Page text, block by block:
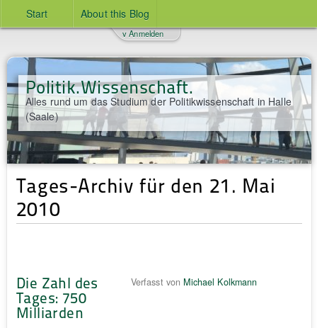
Start About this Blog
Politik.Wissenschaft.
Alles rund um das Studium der Politikwissenschaft in Halle
(Saale)
v Anmelden
Tages-Archiv für den 21. Mai
2010
Die Zahl des
Tages: 750
Milliarden
Verfasst von Michael Kolkmann